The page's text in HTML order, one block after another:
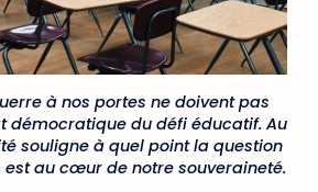
à nos portes ne doivent pas
démocratique du défi éducatif. Au
souligne à quel point la question
au cœur de notre souveraineté.